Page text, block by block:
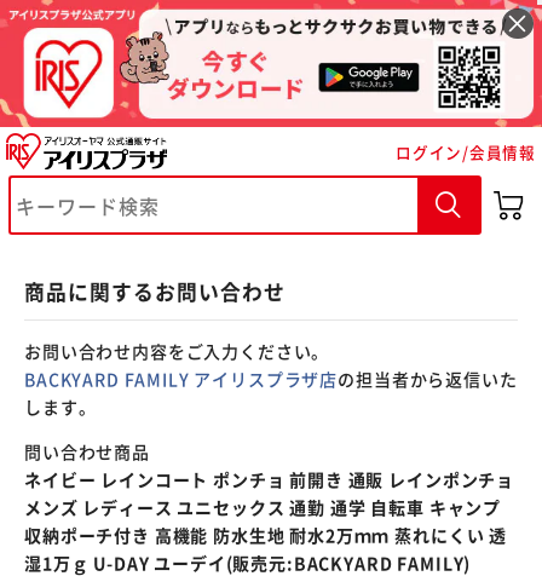
ログイン/会員情報
商品に関するお問い合わせ
お問い合わせ内容をご入力ください。
BACKYARD FAMILY アイリスプラザ店の担当者から返信いた
します。
問い合わせ商品
ネイビー レインコート ポンチョ 前開き 通販 レインポンチョ
メンズ レディース ユニセックス 通勤 通学 自転車 キャンプ
収納ポーチ付き 高機能 防水生地 耐水2万ｍｍ 蒸れにくい 透
湿1万ｇ U-DAY ユーデイ(販売元:BACKYARD FAMILY)
※ご確認ください
カートに入れる